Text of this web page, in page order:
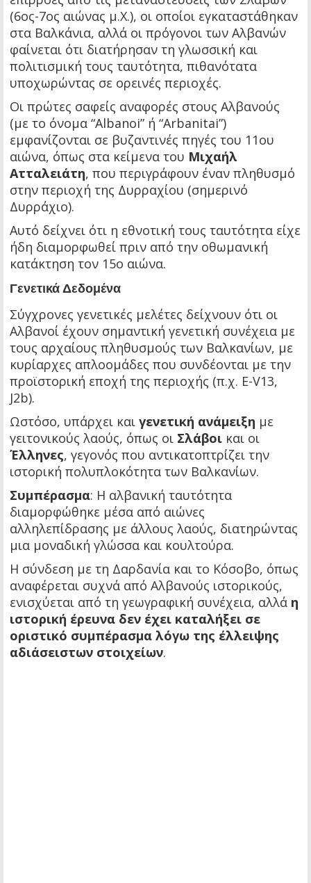
(6ος-7ος αιώνας μ.Χ.), οι οποίοι εγκαταστάθηκαν
στα Βαλκάνια, αλλά οι πρόγονοι των Αλβανών
φαίνεται ότι διατήρησαν τη γλωσσική και
πολιτισμική τους ταυτότητα, πιθανότατα
υποχωρώντας σε ορεινές περιοχές.
Οι πρώτες σαφείς αναφορές στους Αλβανούς
(με το όνομα “Albanoi” ή “Arbanitai”)
εμφανίζονται σε βυζαντινές πηγές του 11ου
αιώνα, όπως στα κείμενα του Μιχαήλ
Ατταλειάτη, που περιγράφουν έναν πληθυσμό
στην περιοχή της Δυρραχίου (σημερινό
Δυρράχιο).
Αυτό δείχνει ότι η εθνοτική τους ταυτότητα είχε
ήδη διαμορφωθεί πριν από την οθωμανική
κατάκτηση τον 15ο αιώνα.
Γενετικά Δεδομένα
Σύγχρονες γενετικές μελέτες δείχνουν ότι οι
Αλβανοί έχουν σημαντική γενετική συνέχεια με
τους αρχαίους πληθυσμούς των Βαλκανίων, με
κυρίαρχες απλοομάδες που συνδέονται με την
προϊστορική εποχή της περιοχής (π.χ. E-V13,
J2b).
Ωστόσο, υπάρχει και γενετική ανάμειξη με
γειτονικούς λαούς, όπως οι Σλάβοι και οι
Έλληνες, γεγονός που αντικατοπτρίζει την
ιστορική πολυπλοκότητα των Βαλκανίων.
Συμπέρασμα: Η αλβανική ταυτότητα
διαμορφώθηκε μέσα από αιώνες
αλληλεπίδρασης με άλλους λαούς, διατηρώντας
μια μοναδική γλώσσα και κουλτούρα.
Η σύνδεση με τη Δαρδανία και το Κόσοβο, όπως
αναφέρεται συχνά από Αλβανούς ιστορικούς,
ενισχύεται από τη γεωγραφική συνέχεια, αλλά η
ιστορική έρευνα δεν έχει καταλήξει σε
οριστικό συμπέρασμα λόγω της έλλειψης
αδιάσειστων στοιχείων.